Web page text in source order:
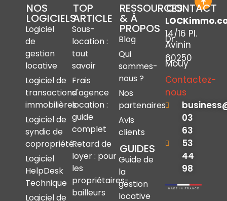
NOS
LOGICIELS
Logiciel
de
gestion
locative
Logiciel de
transactions
immobilières
Logiciel de
syndic de
copropriété
Logiciel
HelpDesk
Technique
Logiciel de
TOP
ARTICLE
Sous-
location :
tout
savoir
Frais
d'agence
location :
guide
complet
Retard de
loyer : pour
les
propriétaires-
bailleurs
RESSOURCES
& À
PROPOS
Blog
Qui
sommes-
nous ?
Nos
partenaires
Avis
clients
GUIDES
Guide de
la
gestion
locative
CONTACT
14/16 Pl.
Dr
Avinin
60250
Mouy
Contactez-
nous
03
63
53
44
98